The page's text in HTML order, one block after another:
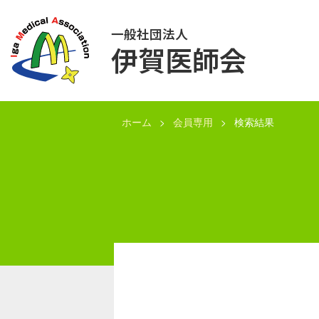
一般社団法人
伊賀医師会
ホーム 会員専用 検索結果